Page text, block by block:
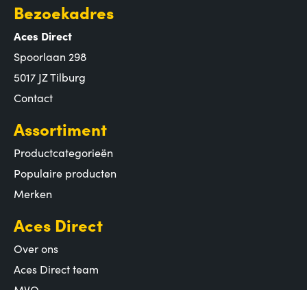
Bezoekadres
Aces Direct
Spoorlaan 298
5017 JZ Tilburg
Contact
Assortiment
Productcategorieën
Populaire producten
Merken
Aces Direct
Over ons
Aces Direct team